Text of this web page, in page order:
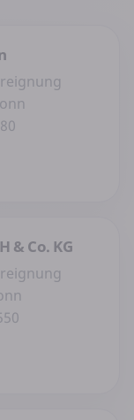
& Co. KG